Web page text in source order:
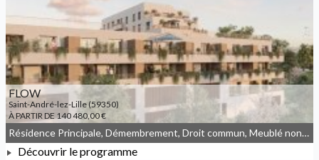
À PARTIR DE 97 000,00 €
FLOW
Saint-André-lez-Lille (59350)
À PARTIR DE 140 480,00 €
Résidence Principale, Démembrement, Droit commun, Meublé non géré
Découvrir le programme